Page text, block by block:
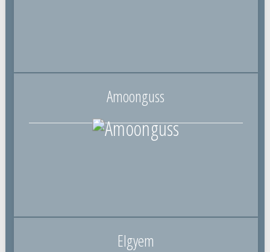
Amoonguss
Elgyem